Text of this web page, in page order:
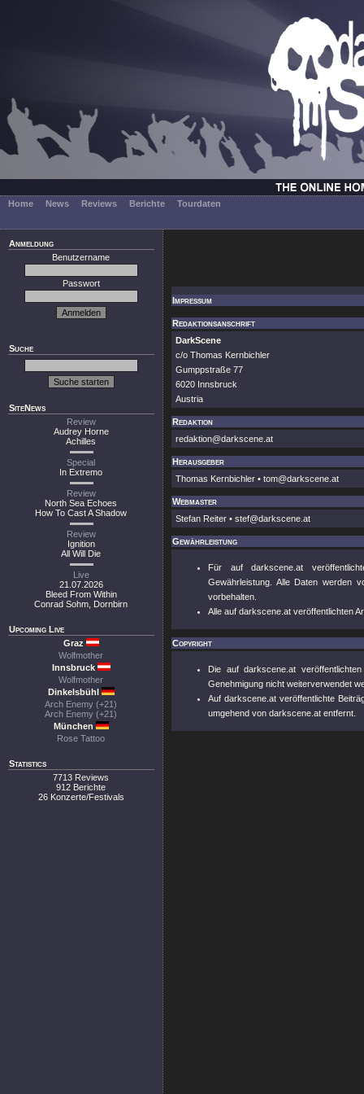
Home News Reviews Berichte Tourdaten
Anmeldung
Benutzername
Passwort
Suche
SiteNews
Review
Audrey Horne
Achilles
Special
In Extremo
Review
North Sea Echoes
How To Cast A Shadow
Review
Ignition
All Will Die
Live
21.07.2026
Bleed From Within
Conrad Sohm, Dornbirn
Upcoming Live
Graz
Wolfmother
Innsbruck
Wolfmother
Dinkelsbühl
Arch Enemy (+21)
Arch Enemy (+21)
München
Rose Tattoo
Statistics
7713 Reviews
912 Berichte
26 Konzerte/Festivals
Impressum
Redaktionsanschrift
DarkScene
c/o Thomas Kernbichler
Gumppstraße 77
6020 Innsbruck
Austria
Redaktion
redaktion@darkscene.at
Herausgeber
Thomas Kernbichler • tom@darkscene.at
Webmaster
Stefan Reiter • stef@darkscene.at
Gewährleistung
Für auf darkscene.at
Gewährleistung. Alle Daten werden
vorbehalten.
Alle auf darkscene.at veröffentlichten
Copyright
Die auf darkscene.at
Genehmigung nicht weiterverwendet
Auf darkscene.at veröffentlichte
umgehend von darkscene.at entfernt.